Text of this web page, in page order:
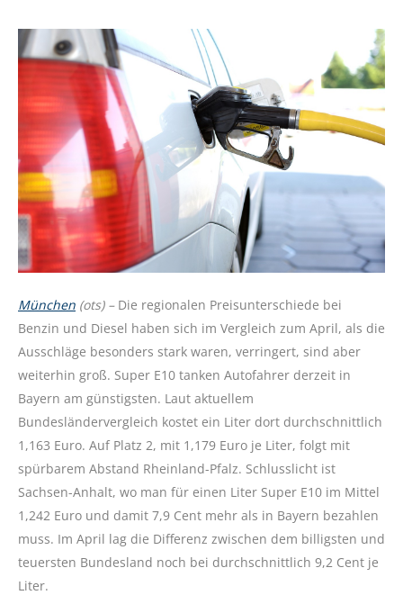
München (ots) – Die regionalen Preisunterschiede bei
Benzin und Diesel haben sich im Vergleich zum April, als die
Ausschläge besonders stark waren, verringert, sind aber
weiterhin groß. Super E10 tanken Autofahrer derzeit in
Bayern am günstigsten. Laut aktuellem
Bundesländervergleich kostet ein Liter dort durchschnittlich
1,163 Euro. Auf Platz 2, mit 1,179 Euro je Liter, folgt mit
spürbarem Abstand Rheinland-Pfalz. Schlusslicht ist
Sachsen-Anhalt, wo man für einen Liter Super E10 im Mittel
1,242 Euro und damit 7,9 Cent mehr als in Bayern bezahlen
muss. Im April lag die Differenz zwischen dem billigsten und
teuersten Bundesland noch bei durchschnittlich 9,2 Cent je
Liter.